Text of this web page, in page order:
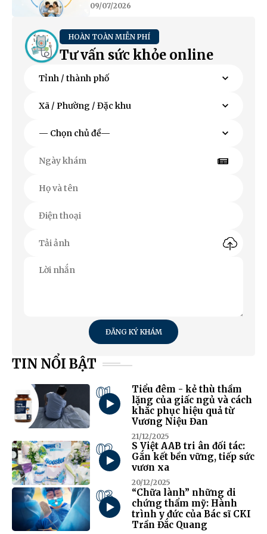
09/07/2026
HOÀN TOÀN MIỄN PHÍ
Tư vấn sức khỏe online
ĐĂNG KÝ KHÁM
TIN NỔI BẬT
01
Tiểu đêm - kẻ thù thầm
lặng của giấc ngủ và cách
khắc phục hiệu quả từ
Vương Niệu Đan
21/12/2025
02
S Việt AAB tri ân đối tác:
Gắn kết bền vững, tiếp sức
vươn xa
20/12/2025
03
“Chữa lành” những di
chứng thẩm mỹ: Hành
trình y đức của Bác sĩ CKI
Trần Đắc Quang